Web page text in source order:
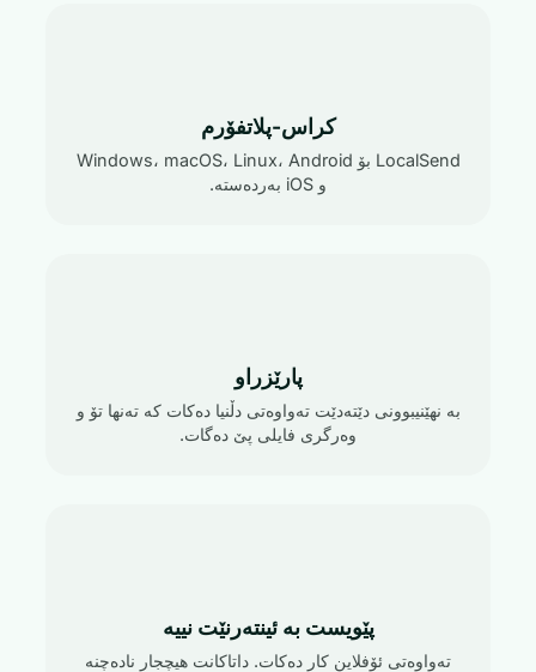
کراس-پلاتفۆرم
LocalSend بۆ Windows، macOS، Linux، Android
و iOS بەردەستە.
پارێزراو
بە نهێنیبوونی دێتەدێت تەواوەتی دڵنیا دەکات کە تەنها تۆ و
وەرگری فایلی پێ دەگات.
پێویست بە ئینتەرنێت نییە
تەواوەتی ئۆفلاین کار دەکات. داتاکانت هیچجار نادەچنە